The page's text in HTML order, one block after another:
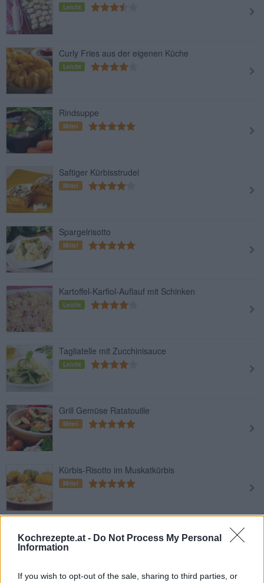
Kochrezepte.at - Do Not Process My Personal
Information
If you wish to opt-out of the sale, sharing to third parties, or
Leicht
Curly Fries aus der eigenen Küche
Leicht
Rindsuppe
Mittel
Saftiger Kürbisstrudel
Mittel
Spargelrisotto
Mittel
Kartoffel-Karfiol-Auflauf mit Schinken
Leicht
Tagliatelle mit Zucchinisauce
Leicht
Grill Gemüse Ratatouille
Mittel
Kürbis-Risotto im Muskatkürbis
Mittel
Kartoffelknödel